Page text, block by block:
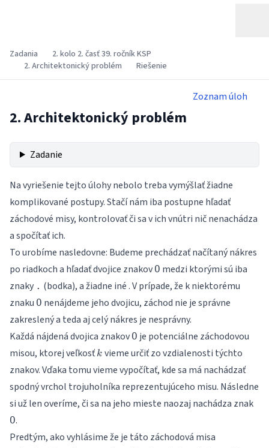
Zadania
2. kolo 2. časť 39. ročník KSP
2. Architektonický problém
Riešenie
Zoznam úloh
2. Architektonický problém
Zadanie
Na vyriešenie tejto úlohy nebolo treba vymýšlať žiadne
komplikované postupy. Stačí nám iba postupne hľadať
záchodové misy, kontrolovať či sa v ich vnútri nič nenachádza
a spočítať ich.
To urobíme nasledovne: Budeme prechádzať načítaný nákres
po riadkoch a hľadať dvojice znakov O medzi ktorými sú iba
znaky . (bodka), a žiadne iné . V prípade, že k niektorému
znaku O nenájdeme jeho dvojicu, záchod nie je správne
zakreslený a teda aj celý nákres je nesprávny.
Každá nájdená dvojica znakov O je potenciálne záchodovou
misou, ktorej veľkosť k
k vieme určiť zo vzdialenosti týchto
znakov. Vďaka tomu vieme vypočítať, kde sa má nachádzať
spodný vrchol trojuholníka reprezentujúceho misu. Následne
si už len overíme, či sa na jeho mieste naozaj nachádza znak
O.
Predtým, ako vyhlásime že je táto záchodová misa